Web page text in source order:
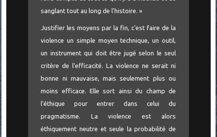
sanglant tout au long de l'histoire. »
Justifier les moyens par la fin, c'est faire de la
violence un simple moyen technique, un outil,
un instrument qui doit être jugé selon le seul
critère de l'efficacité. La violence ne serait ni
bonne ni mauvaise, mais seulement plus ou
moins efficace. Elle sort ainsi du champ de
l'éthique pour entrer dans celui du
pragmatisme. La violence est alors
éthiquement neutre et seule la probabilité de